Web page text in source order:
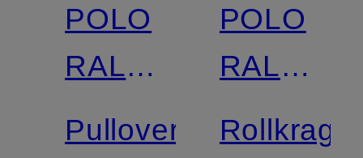
POLO
RALPH
LAUREN
Pullover
Zertifiziert
POLO
RALPH
LAUREN